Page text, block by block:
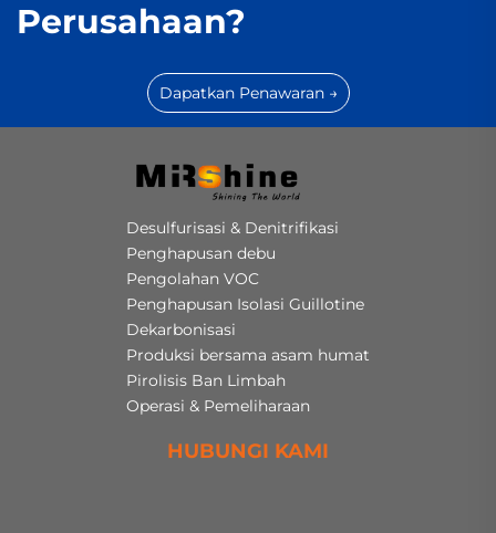
Perusahaan?
Dapatkan Penawaran →
Desulfurisasi & Denitrifikasi
Penghapusan debu
Pengolahan VOC
Penghapusan Isolasi Guillotine
Dekarbonisasi
Produksi bersama asam humat
Pirolisis Ban Limbah
Operasi & Pemeliharaan
HUBUNGI KAMI